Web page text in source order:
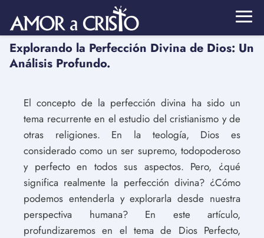
Explorando la Perfección Divina de Dios: Un
Análisis Profundo.
El concepto de la perfección divina ha sido un
tema recurrente en el estudio del cristianismo y de
otras religiones. En la teología, Dios es
considerado como un ser supremo, todopoderoso
y perfecto en todos sus aspectos. Pero, ¿qué
significa realmente la perfección divina? ¿Cómo
podemos entenderla y explorarla desde nuestra
perspectiva humana? En este artículo,
profundizaremos en el tema de Dios Perfecto,